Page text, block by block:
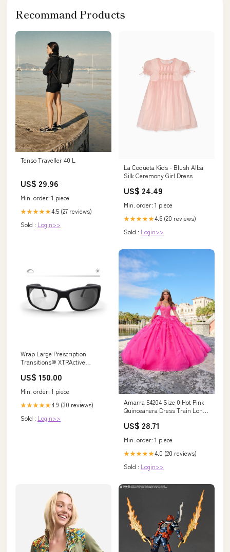
Recommand Products
Tenso Traveller 40 L
US$ 29.96
Min. order: 1 piece
★★★★★4.5 (27 reviews)
Sold : Login>>
La Coqueta Kids - Blush Alba
Silk Ceremony Girl Dress
US$ 24.49
Min. order: 1 piece
★★★★★4.6 (20 reviews)
Sold : Login>>
Wrap Large Prescription
Transitions® XTRActive
Vision
US$ 150.00
Min. order: 1 piece
★★★★★4.9 (30 reviews)
Sold : Login>>
Amarra 54204 Size 0 Hot Pink
Quinceanera Dress Train Long
Ballgown off the Shoulder
US$ 28.71
Min. order: 1 piece
★★★★★4.0 (20 reviews)
Sold : Login>>